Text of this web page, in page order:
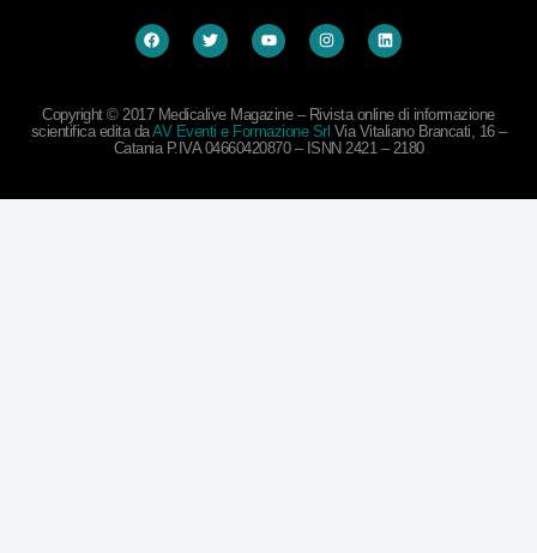
Copyright © 2017 Medicalive Magazine – Rivista online di informazione
scientifica edita daAV Eventi e Formazione Srl Via Vitaliano Brancati, 16 –
Catania P.IVA 04660420870 – ISNN 2421 – 2180